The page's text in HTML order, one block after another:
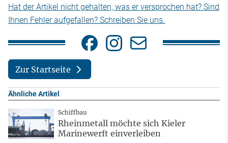
Hat der Artikel nicht gehalten, was er versprochen hat? Sind
Ihnen Fehler aufgefallen? Schreiben Sie uns.
Zur Startseite
Ähnliche Artikel
Schiffbau
Rheinmetall möchte sich Kieler
Marinewerft einverleiben